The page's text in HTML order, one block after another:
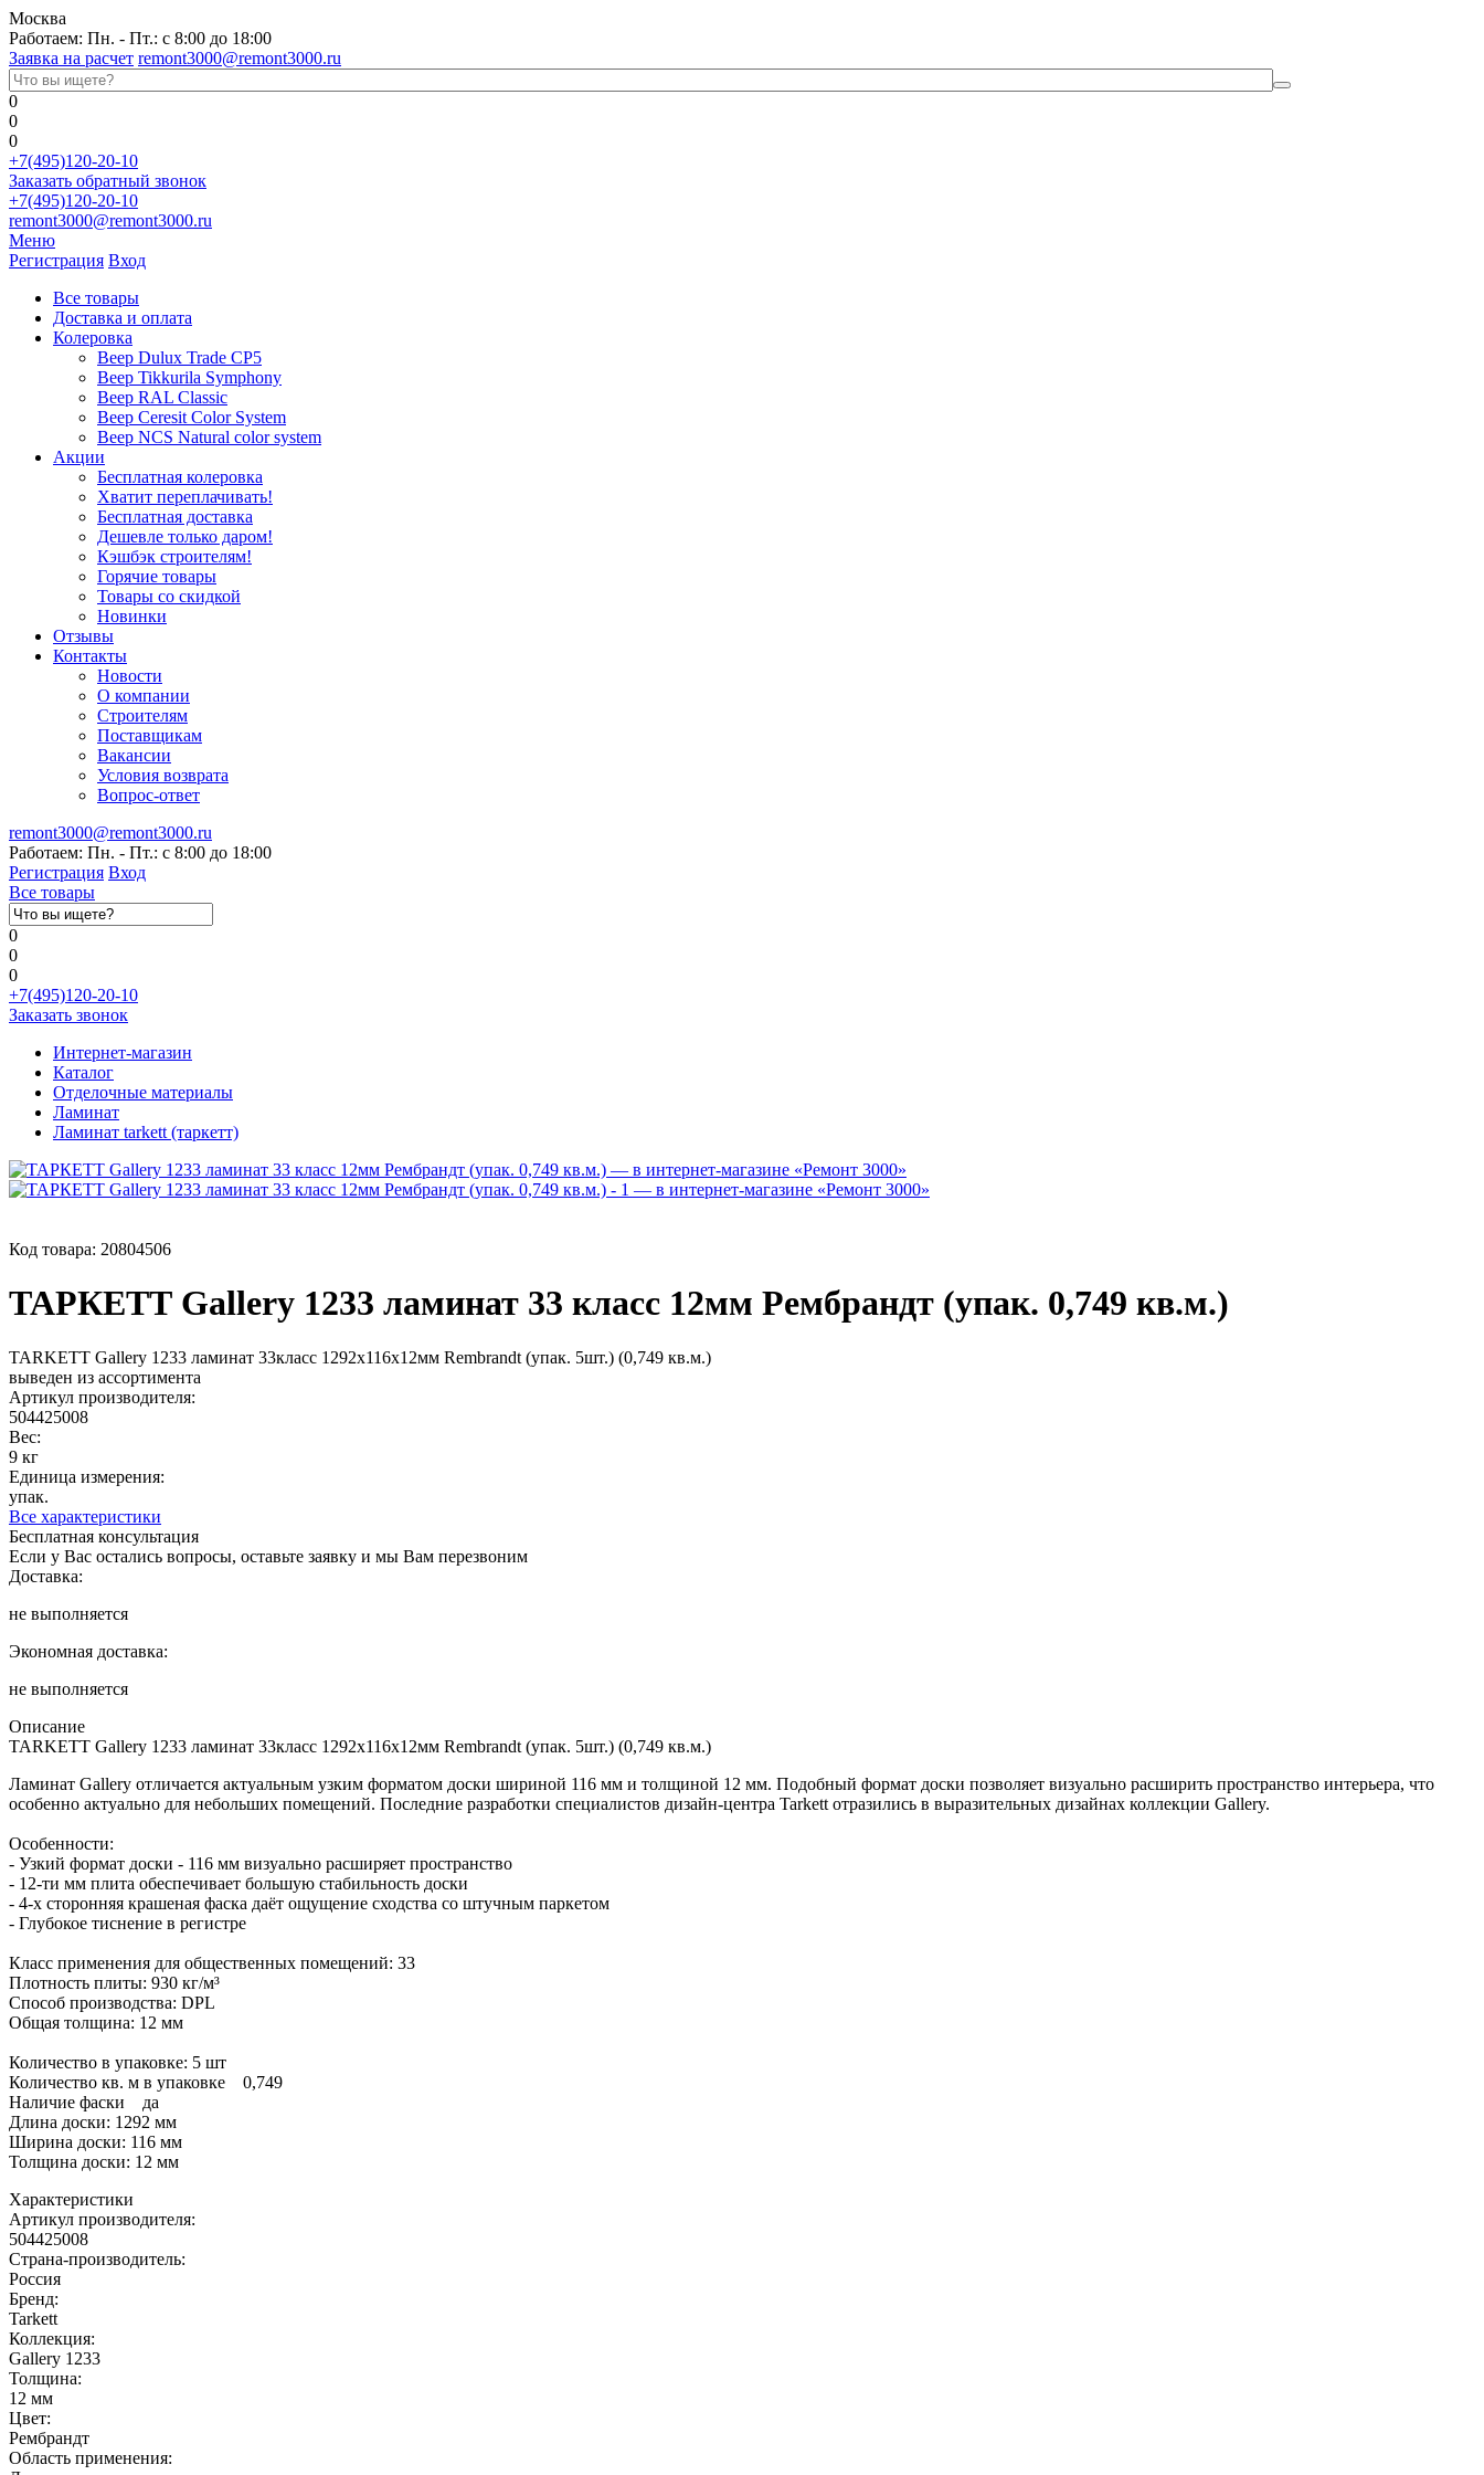
Москва
Работаем: Пн. - Пт.: с 8:00 до 18:00
Заявка на расчет remont3000@remont3000.ru
0
0
0
+7(495)120-20-10
Заказать обратный звонок
+7(495)120-20-10
remont3000@remont3000.ru
Меню
Регистрация Вход
Все товары
Доставка и оплата
Колеровка
Веер Dulux Trade CP5
Веер Tikkurila Symphony
Веер RAL Classic
Веер Ceresit Color System
Веер NCS Natural color system
Акции
Бесплатная колеровка
Хватит переплачивать!
Бесплатная доставка
Дешевле только даром!
Кэшбэк строителям!
Горячие товары
Товары со скидкой
Новинки
Отзывы
Контакты
Новости
О компании
Строителям
Поставщикам
Вакансии
Условия возврата
Вопрос-ответ
remont3000@remont3000.ru
Работаем: Пн. - Пт.: с 8:00 до 18:00
Регистрация Вход
Все товары
0
0
0
+7(495)120-20-10
Заказать звонок
Интернет-магазин
Каталог
Отделочные материалы
Ламинат
Ламинат tarkett (таркетт)
Код товара: 20804506
ТАРКЕТТ Gallery 1233 ламинат 33 класс 12мм Рембрандт (упак. 0,749 кв.м.)
TARKETT Gallery 1233 ламинат 33класс 1292х116х12мм Rembrandt (упак. 5шт.) (0,749 кв.м.)
выведен из ассортимента
Артикул производителя:
504425008
Вес:
9 кг
Единица измерения:
упак.
Все характеристики
Бесплатная консультация
Если у Вас остались вопросы, оставьте заявку и мы Вам перезвоним
Доставка:
не выполняется
Экономная доставка:
не выполняется
Описание
TARKETT Gallery 1233 ламинат 33класс 1292х116х12мм Rembrandt (упак. 5шт.) (0,749 кв.м.)
Ламинат Gallery отличается актуальным узким форматом доски шириной 116 мм и толщиной 12 мм. Подобный формат доски позволяет визуально расширить пространство интерьера, что
особенно актуально для небольших помещений. Последние разработки специалистов дизайн-центра Tarkett отразились в выразительных дизайнах коллекции Gallery.
Особенности:
- Узкий формат доски - 116 мм визуально расширяет пространство
- 12-ти мм плита обеспечивает большую стабильность доски
- 4-х сторонняя крашеная фаска даёт ощущение сходства со штучным паркетом
- Глубокое тиснение в регистре
Класс применения для общественных помещений: 33
Плотность плиты: 930 кг/м³
Способ производства: DPL
Общая толщина: 12 мм
Количество в упаковке: 5 шт
Количество кв. м в упаковке 0,749
Наличие фаски да
Длина доски: 1292 мм
Ширина доски: 116 мм
Толщина доски: 12 мм
Характеристики
Артикул производителя:
504425008
Страна-производитель:
Россия
Бренд:
Tarkett
Коллекция:
Gallery 1233
Толщина:
12 мм
Цвет:
Рембрандт
Область применения: